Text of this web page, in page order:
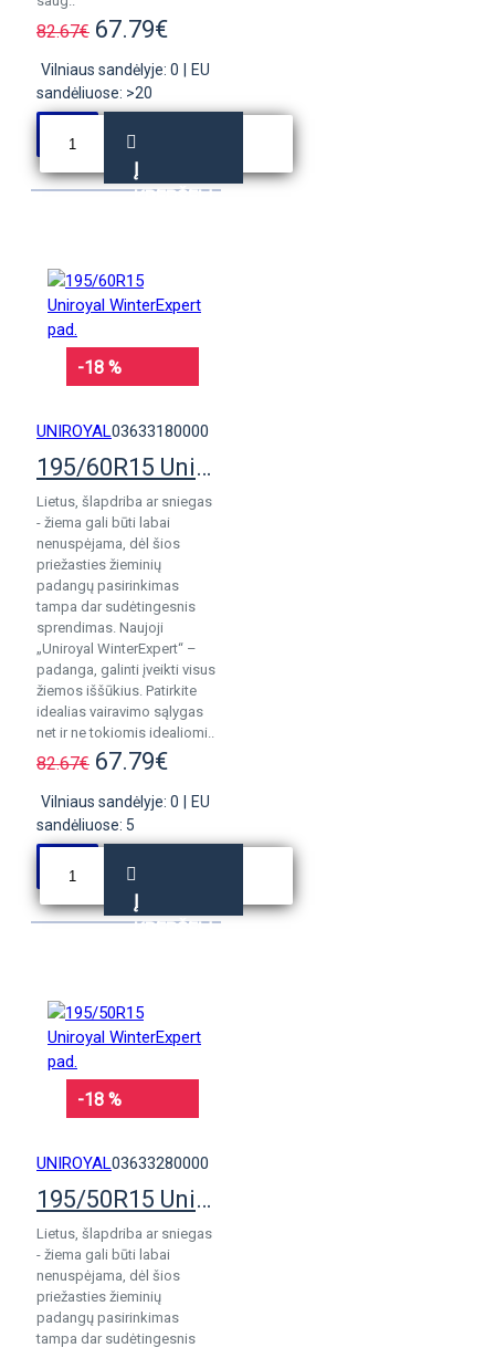
82.67€ 67.79€
Vilniaus sandėlyje: 0
EU
sandėliuose: >20
Į
KREPŠELĮ
-18 %
UNIROYAL03633180000
195/60R15 Uniroyal WinterExpert pad.
Lietus, šlapdriba ar sniegas
- žiema gali būti labai
nenuspėjama, dėl šios
priežasties žieminių
padangų pasirinkimas
tampa dar sudėtingesnis
sprendimas. Naujoji
„Uniroyal WinterExpert“ –
padanga, galinti įveikti visus
žiemos iššūkius. Patirkite
idealias vairavimo sąlygas
net ir ne tokiomis idealiomi..
82.67€ 67.79€
Vilniaus sandėlyje: 0
EU
sandėliuose: 5
Į
KREPŠELĮ
-18 %
UNIROYAL03633280000
195/50R15 Uniroyal WinterExpert pad.
Lietus, šlapdriba ar sniegas
- žiema gali būti labai
nenuspėjama, dėl šios
priežasties žieminių
padangų pasirinkimas
tampa dar sudėtingesnis